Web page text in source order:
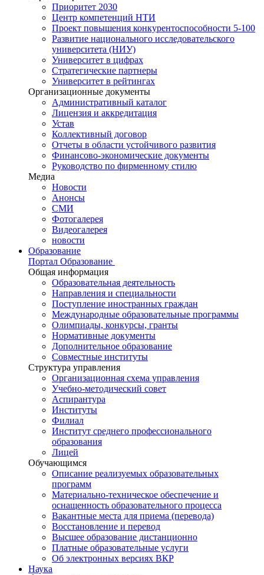
Приоритет 2030
Центр компетенций НТИ
Проект повышения конкурентоспособности 5-100
Развитие национального исследовательского
университета (НИУ)
Университет в цифрах
Стратегические партнеры
Университет в рейтингах
Организационные документы
Административный каталог
Лицензия и аккредитация
Устав
Коллективный договор
Отчеты в области устойчивого развития
Финансово-экономические документы
Руководство по фирменному стилю
Медиа
Новости
Анонсы
СМИ
Фотогалерея
Видеогалерея
новости
Образование
Портал Образование
Общая информация
Образовательная деятельность
Направления и специальности
Поступление иностранных граждан
Международные образовательные программы
Олимпиады, конкурсы, гранты
Нормативные документы
Дополнительное образование
Совместные институты
Структура управления
Организационная схема управления
Учебно-методический совет
Аспирантура
Институты
Филиал
Институт среднего профессионального
образования
Лицей
Обучающимся
Описание реализуемых образовательных
программ
Материально-техническое обеспечение и
оснащенность образовательного процесса
Вакантные места для приема (перевода)
Восстановление и перевод
Высшее образование дистанционно
Платные образовательные услуги
Об электронных версиях ВКР
Наука